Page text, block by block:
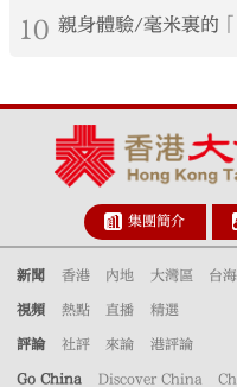
10 親身體驗/毫米裏的「
集團簡介
新聞 香港 內地 大灣區 台海
視頻 熱點 直播 精選
評論 社評 來論 港評論
Go China Discover China